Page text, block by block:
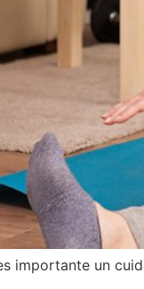
importante un